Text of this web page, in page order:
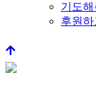
기도
후원